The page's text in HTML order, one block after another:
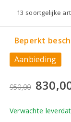
13 soortgelijke
Beperkt
Aanbieding
950,00
Verwachte